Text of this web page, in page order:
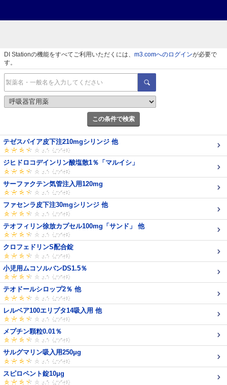
DI Stationの機能をすべてご利用いただくには、 m3.comへのログインが必要で
す。
この条件で検索
テゼスパイア皮下注210mgシリンジ 他
ジヒドロコデインリン酸塩散1％「マルイシ」
サーファクテン気管注入用120mg
ファセンラ皮下注30mgシリンジ 他
テオフィリン徐放カプセル100mg「サンド」 他
クロフェドリンS配合錠
小児用ムコソルバンDS1.5％
テオドールシロップ2％ 他
レルベア100エリプタ14吸入用 他
メプチン顆粒0.01％
サルグマリン吸入用250μg
スピロペント錠10μg